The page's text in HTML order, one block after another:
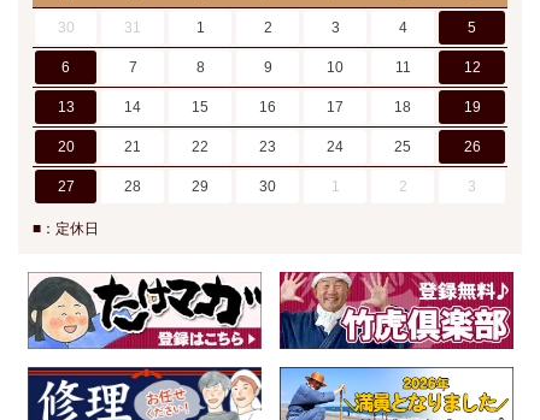
30 31 1 2 3 4 5
6 7 8 9 10 11 12
13 14 15 16 17 18 19
20 21 22 23 24 25 26
27 28 29 30 1 2 3
■：定休日